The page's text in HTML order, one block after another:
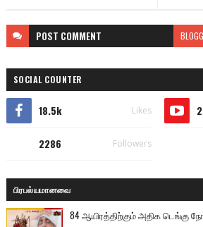
POST COMMENT
SOCIAL COUNTER
18.5k Likes
2286 Followers
பிரபல்யமானவை
84 ஆயிரத்திற்கும் அதிக டெங்கு